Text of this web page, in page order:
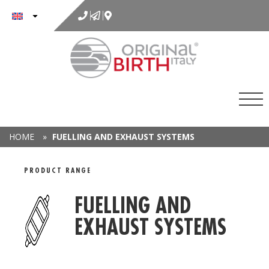
content
HOME » FUELLING AND EXHAUST SYSTEMS
DETAIL RANGE
PRODUCT RANGE
FUELLING AND
EXHAUST SYSTEMS